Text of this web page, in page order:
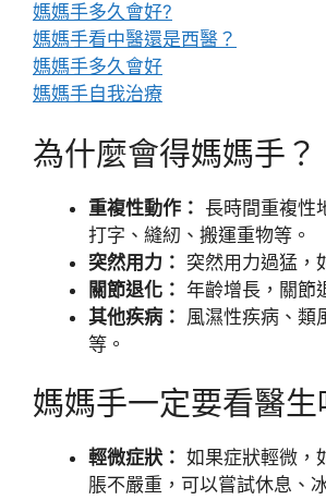
媽媽手多久會好?
媽媽手看中醫還是西醫？
媽媽手多久會好
媽媽手自我治療
為什麼會得媽媽手？
重複性動作： 長時間重複性
打字、縫紉、搬運重物等。
突然用力： 突然用力過猛，
關節退化： 年齡增長，關節
其他疾病： 風濕性疾病、類
等。
媽媽手一定要看醫生
輕微症狀： 如果症狀輕微，
脹不嚴重，可以嘗試休息、